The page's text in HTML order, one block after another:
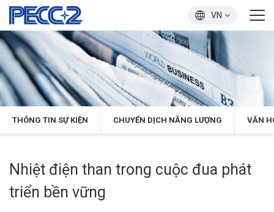
VN
THÔNG TIN SỰ KIỆN CHUYỂN DỊCH NĂNG LƯỢNG VĂN
Nhiệt điện than trong cuộc đua phát
triển bền vững